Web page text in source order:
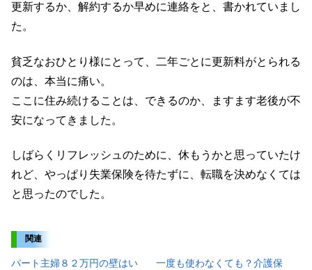
更新するか、解約するか早めに連絡をと、書かれていまし
た。
貧乏なおひとり様にとって、二年ごとに更新料がとられる
のは、本当に痛い。
ここに住み続けることは、できるのか、ますます老後が不
安になってきました。
しばらくリフレッシュのために、休もうかと思っていたけ
れど、やっぱり失業保険を待たずに、転職を決めなくては
と思ったのでした。
関連
パート主婦８２万円の壁はい
一度も使わなくても？介護保